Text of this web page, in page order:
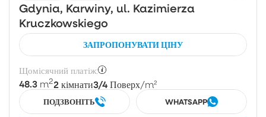
Gdynia, Karwiny, ul. Kazimierza
Kruczkowskiego
ЗАПРОПОНУВАТИ ЦІНУ
Щомісячний платіж:
48.3 m22 кімнати3/4 Поверх/m²
ПОДЗВОНІТЬ WHATSAPP